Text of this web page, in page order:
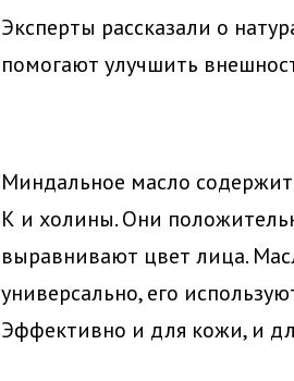
Эксперты рассказали о
помогают улучшить
Миндальное масло
К и холины. Они
выравнивают цвет лица.
универсально, его
Эффективно и для кожи, и